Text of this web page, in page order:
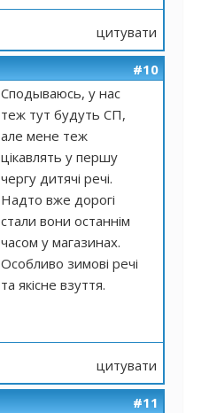
цитувати
#10
Сподываюсь, у нас
теж тут будуть СП,
але мене теж
цікавлять у першу
чергу дитячі речі.
Надто вже дорогі
стали вони останнім
часом у магазинах.
Особливо зимові речі
та якісне взуття.
цитувати
#11